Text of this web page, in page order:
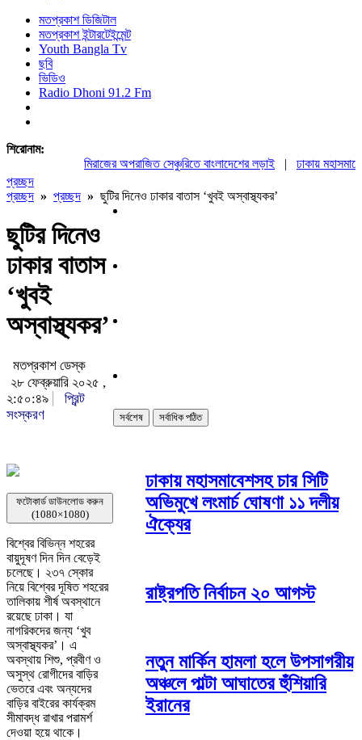
মতপ্রকাশ ডিজিটাল
মতপ্রকাশ ইন্টারটেইন্মেন্ট
Youth Bangla Tv
ছবি
ভিডিও
Radio Dhoni 91.2 Fm
শিরোনাম:
মিরাজের অপরাজিত সেঞ্চুরিতে বাংলাদেশের লড়াই|
ঢাকায়
প্রচ্ছদ
প্রচ্ছদ » প্রচ্ছদ » ছুটির দিনেও ঢাকার বাতাস ‘খুবই অস্বাস্থ্যকর’
ছুটির দিনেও
ঢাকার বাতাস
‘খুবই
অস্বাস্থ্যকর’
মতপ্রকাশ ডেস্ক
২৮ ফেব্রুয়ারি ২০২৫ ,
২:৫০:৪৯
প্রিন্ট
সংস্করণ
ফটোকার্ড ডাউনলোড করুন
(1080×1080)
বিশ্বের বিভিন্ন শহরের
বায়ুদূষণ দিন দিন বেড়েই
চলেছে। ২৩৭ স্কোর
নিয়ে বিশ্বের দূষিত শহরের
তালিকায় শীর্ষ অবস্থানে
রয়েছে ঢাকা। যা
নাগরিকদের জন্য ‘খুব
অস্বাস্থ্যকর’। এ
অবস্থায় শিশু, প্রবীণ ও
অসুস্থ রোগীদের বাড়ির
ভেতরে এবং অন্যদের
বাড়ির বাইরের কার্যক্রম
সীমাবদ্ধ রাখার পরামর্শ
দেওয়া হয়ে থাকে।
সর্বশেষ সর্বাধিক পঠিত
ঢাকায় মহাসমাবেশসহ চার সিটি
অভিমুখে লংমার্চ ঘোষণা ১১ দলীয়
ঐক্যের
রাষ্ট্রপতি নির্বাচন ২০ আগস্ট
নতুন মার্কিন হামলা হলে উপসাগরীয়
অঞ্চলে পাল্টা আঘাতের হুঁশিয়ারি
ইরানের